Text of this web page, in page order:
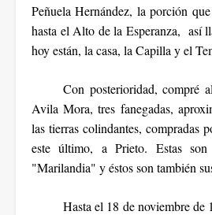
Peñuela Hernández, la porción
hasta el Alto de la Esperanza, así
hoy están, la casa, la Capilla y el
Con posterioridad, compré
Avila Mora, tres fanegadas,
las tierras colindantes, compradas
este último, a Prieto. Estas
"Marilandia" y éstos son también
Hasta el 18 de noviembre de